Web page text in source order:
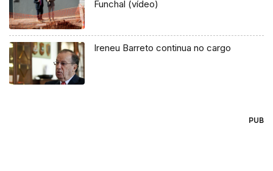
Funchal (vídeo)
Ireneu Barreto continua no cargo
PUB